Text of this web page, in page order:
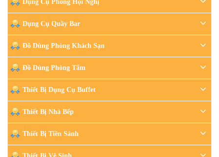
Dụng Cụ Phòng Hội Nghị
Dụng Cụ Quầy Bar
Đồ Dùng Phòng Khách Sạn
Đồ Dùng Phòng Tắm
Thiết Bị Dụng Cụ Buffet
Thiết Bị Nhà Bếp
Thiết Bị Tiền Sảnh